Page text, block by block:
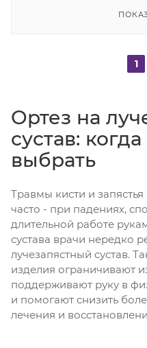
1
Ортез на
сустав:
выбрать
Травмы кисти и
часто - при падениях,
длительной работе
сустава врачи нередко
лучезапястный сустав.
изделия ограничивают
поддерживают руку в
и помогают снизить
лечения и